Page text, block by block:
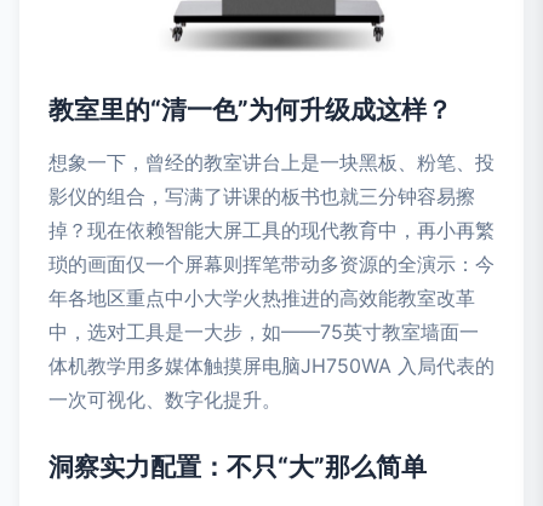
教室里的“清一色”为何升级成这样？
想象一下，曾经的教室讲台上是一块黑板、粉笔、投
影仪的组合，写满了讲课的板书也就三分钟容易擦
掉？现在依赖智能大屏工具的现代教育中，再小再繁
琐的画面仅一个屏幕则挥笔带动多资源的全演示：今
年各地区重点中小大学火热推进的高效能教室改革
中，选对工具是一大步，如——75英寸教室墙面一
体机教学用多媒体触摸屏电脑JH750WA 入局代表的
一次可视化、数字化提升。
洞察实力配置：不只“大”那么简单